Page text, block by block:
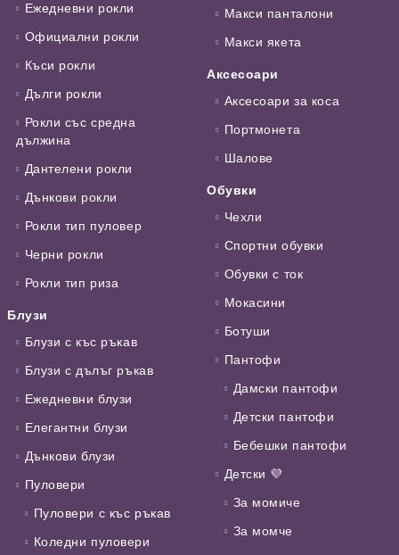
Ежедневни рокли
Официални рокли
Къси рокли
Дълги рокли
Рокли със средна
дължина
Дантелени рокли
Дънкови рокли
Рокли тип пуловер
Черни рокли
Рокли тип риза
Блузи
Блузи с къс ръкав
Блузи с дълъг ръкав
Ежедневни блузи
Елегантни блузи
Дънкови блузи
Пуловери
Пуловери с къс ръкав
Коледни пуловери
Макси панталони
Макси якета
Аксесоари
Аксесоари за коса
Портмонета
Шалове
Обувки
Чехли
Спортни обувки
Обувки с ток
Мокасини
Ботуши
Пантофи
Дамски пантофи
Детски пантофи
Бебешки пантофи
Детски 💜
За момиче
За момче